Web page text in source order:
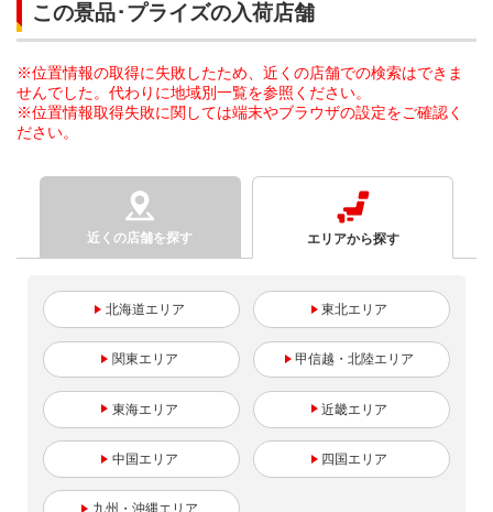
この景品･プライズの入荷店舗
※位置情報の取得に失敗したため、近くの店舗での検索はできま
せんでした。代わりに地域別一覧を参照ください。
※位置情報取得失敗に関しては端末やブラウザの設定をご確認く
ださい。
近くの店舗を探す エリアから探す
北海道 東北
関東 甲信越・北陸
東海 近畿
中国 四国
九州・沖縄